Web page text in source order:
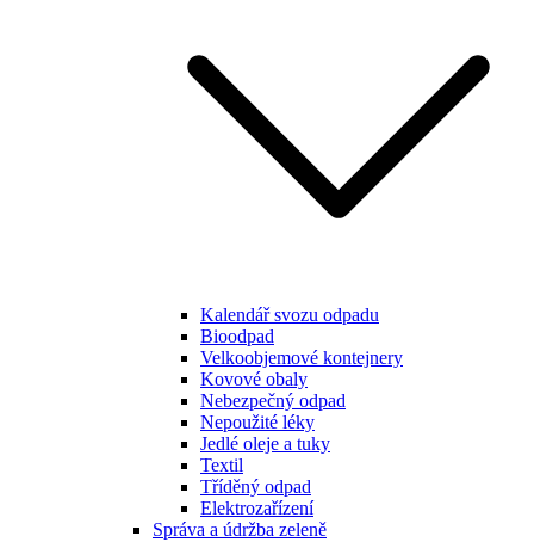
Kalendář svozu odpadu
Bioodpad
Velkoobjemové kontejnery
Kovové obaly
Nebezpečný odpad
Nepoužité léky
Jedlé oleje a tuky
Textil
Tříděný odpad
Elektrozařízení
Správa a údržba zeleně